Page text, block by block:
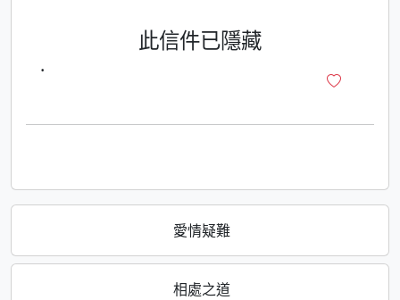
愛情疑難
相處之道
此信件已隱藏
·